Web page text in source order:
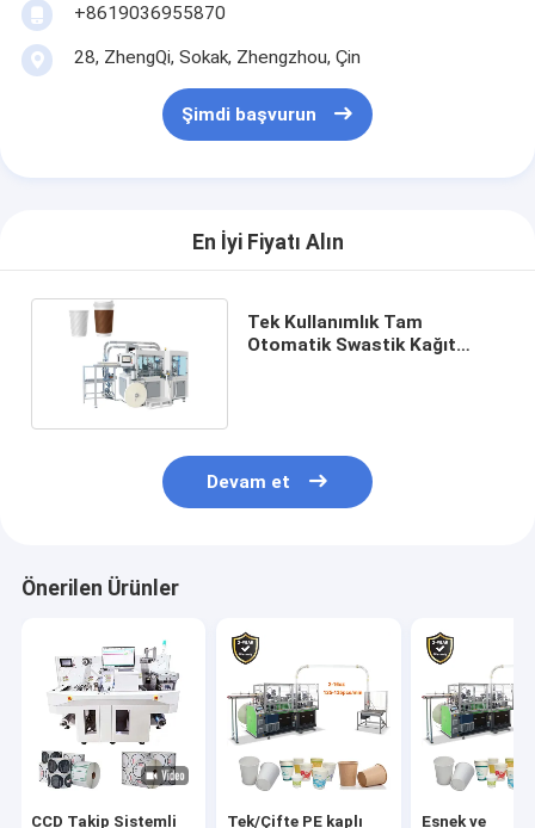
+8619036955870
28, ZhengQi, Sokak, Zhengzhou, Çin
Şimdi başvurun
En İyi Fiyatı Alın
Tek Kullanımlık Tam
Otomatik Swastik Kağıt
Devam et
Önerilen Ürünler
CCD Takip Sistemli Tek/Çifte PE kaplı Esnek ve